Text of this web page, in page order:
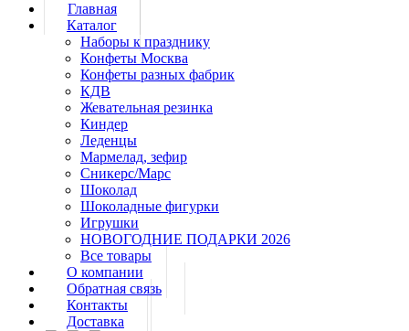
Главная
Каталог
Наборы к празднику
Конфеты Москва
Конфеты разных фабрик
КДВ
Жевательная резинка
Киндер
Леденцы
Мармелад, зефир
Сникерс/Марс
Шоколад
Шоколадные фигурки
Игрушки
НОВОГОДНИЕ ПОДАРКИ 2026
Все товары
О компании
Обратная связь
Контакты
Доставка